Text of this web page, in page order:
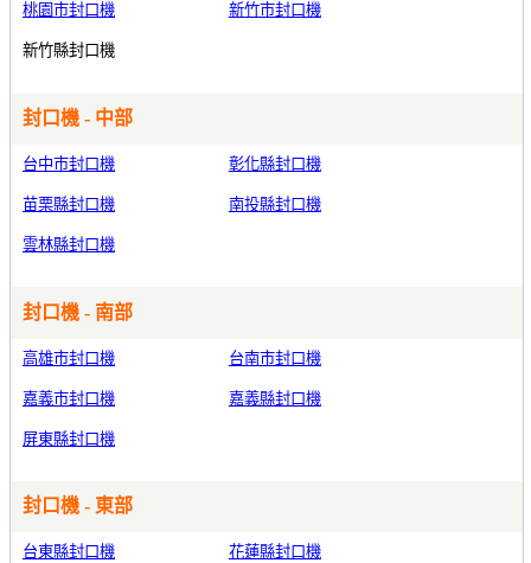
桃園市封口機 新竹市封口機
新竹縣封口機
封口機 - 中部
台中市封口機 彰化縣封口機
苗栗縣封口機 南投縣封口機
雲林縣封口機
封口機 - 南部
高雄市封口機 台南市封口機
嘉義市封口機 嘉義縣封口機
屏東縣封口機
封口機 - 東部
台東縣封口機 花蓮縣封口機